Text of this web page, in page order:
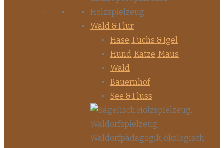
Wald & Flur
Hase, Fuchs & Igel
Hund, Katze, Maus
Wald
Bauernhof
See & Fluss